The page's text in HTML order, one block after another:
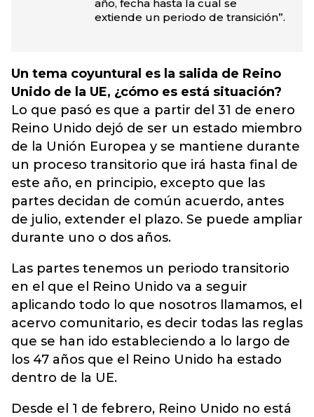
año, fecha hasta la cual se
extiende un periodo de transición”.
Un tema coyuntural es la salida de Reino
Unido de la UE, ¿cómo es está situación?
Lo que pasó es que a partir del 31 de enero
Reino Unido dejó de ser un estado miembro
de la Unión Europea y se mantiene durante
un proceso transitorio que irá hasta final de
este año, en principio, excepto que las
partes decidan de común acuerdo, antes
de julio, extender el plazo. Se puede ampliar
durante uno o dos años.
Las partes tenemos un periodo transitorio
en el que el Reino Unido va a seguir
aplicando todo lo que nosotros llamamos, el
acervo comunitario, es decir todas las reglas
que se han ido estableciendo a lo largo de
los 47 años que el Reino Unido ha estado
dentro de la UE.
Desde el 1 de febrero, Reino Unido no está